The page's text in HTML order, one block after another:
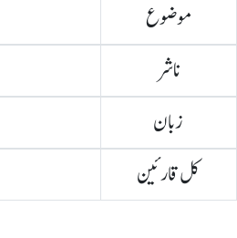
موضوع
ناشر
زبان
کل قارئین